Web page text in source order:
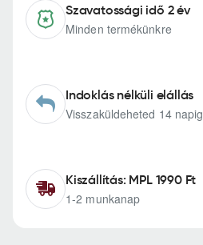
Szavatossági idő 2 év
Minden termékünkre
Indoklás nélküli elállás
Visszaküldeheted 14 napig
Kiszállítás: MPL 1990 Ft
1-2 munkanap